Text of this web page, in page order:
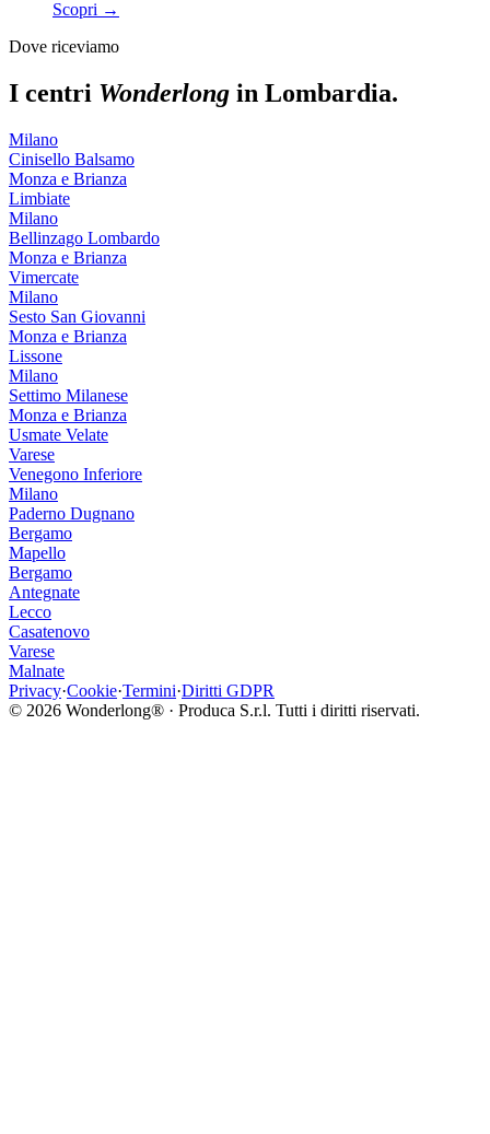
Scopri →
Dove riceviamo
I centri Wonderlong in Lombardia.
Milano
Cinisello Balsamo
Monza e Brianza
Limbiate
Milano
Bellinzago Lombardo
Monza e Brianza
Vimercate
Milano
Sesto San Giovanni
Monza e Brianza
Lissone
Milano
Settimo Milanese
Monza e Brianza
Usmate Velate
Varese
Venegono Inferiore
Milano
Paderno Dugnano
Bergamo
Mapello
Bergamo
Antegnate
Lecco
Casatenovo
Varese
Malnate
Privacy·Cookie·Termini·Diritti GDPR
© 2026 Wonderlong® · Produca S.r.l. Tutti i diritti riservati.